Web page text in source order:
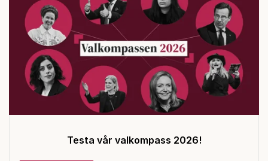
Testa vår valkompass 2026!